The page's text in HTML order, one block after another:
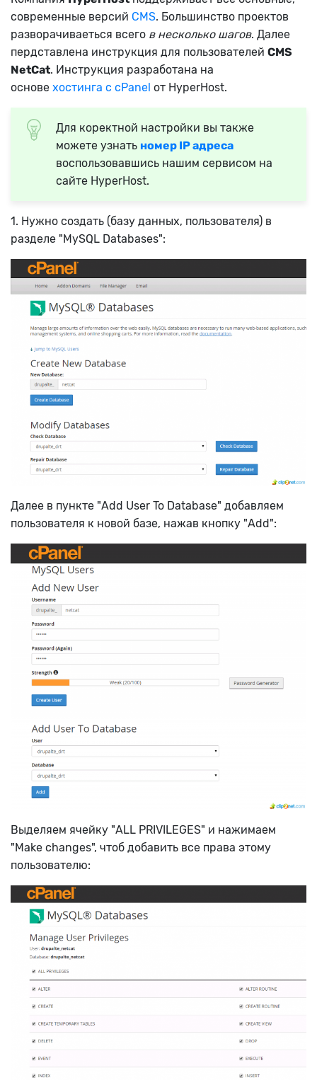
современные версий СMS. Большинство проектов
разворачиваеться всего в несколько шагов. Далее
пердставлена инструкция для пользователей CMS
NetCat. Инструкция разработана на
основе хостинга с сPanel от HyperHost.
Для коректной настройки вы также
можете узнать номер IP адреса
воспользовавшись нашим сервисом на
сайте HyperHost.
1. Нужно создать (базу данных, пользователя) в
разделе "MySQL Databases":
Далее в пункте "Add User To Database" добавляем
пользователя к новой базе, нажав кнопку "Add":
Выделяем ячейку "ALL PRIVILEGES" и нажимаем
"Make changes", чтоб добавить все права этому
пользователю: